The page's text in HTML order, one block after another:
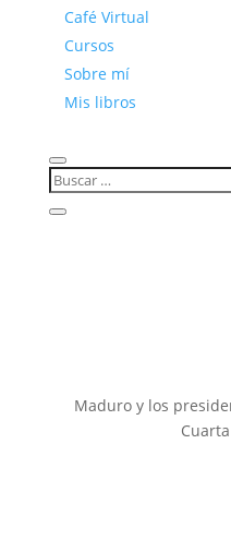
Café Virtual
Cursos
Sobre mí
Mis libros
Maduro y los